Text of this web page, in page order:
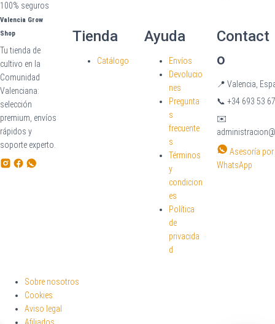
100% seguros
Valencia Grow
Shop
Tu tienda de
cultivo en la
Comunidad
Valenciana:
selección
premium, envíos
rápidos y
soporte experto.
Tienda
Catálogo
Ayuda
Envíos
Devolucio
nes
Pregunta
s
frecuente
s
Términos
y
condicion
es
Política
de
privacida
d
Contact
o
📍 Valencia,
📞 +34 693 53
✉️
Asesoría por
WhatsApp
Sobre nosotros
Cookies
Aviso legal